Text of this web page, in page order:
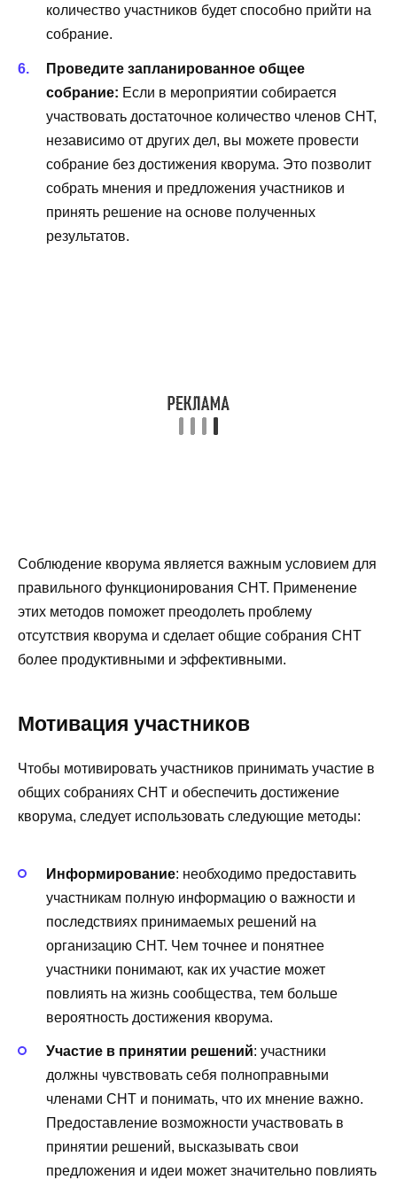
количество участников будет способно прийти на
собрание.
Проведите запланированное общее
собрание: Если в мероприятии собирается
участвовать достаточное количество членов СНТ,
независимо от других дел, вы можете провести
собрание без достижения кворума. Это позволит
собрать мнения и предложения участников и
принять решение на основе полученных
результатов.
Соблюдение кворума является важным условием для
правильного функционирования СНТ. Применение
этих методов поможет преодолеть проблему
отсутствия кворума и сделает общие собрания СНТ
более продуктивными и эффективными.
Мотивация участников
Чтобы мотивировать участников принимать участие в
общих собраниях СНТ и обеспечить достижение
кворума, следует использовать следующие методы:
Информирование: необходимо предоставить
участникам полную информацию о важности и
последствиях принимаемых решений на
организацию СНТ. Чем точнее и понятнее
участники понимают, как их участие может
повлиять на жизнь сообщества, тем больше
вероятность достижения кворума.
Участие в принятии решений: участники
должны чувствовать себя полноправными
членами СНТ и понимать, что их мнение важно.
Предоставление возможности участвовать в
принятии решений, высказывать свои
предложения и идеи может значительно повлиять